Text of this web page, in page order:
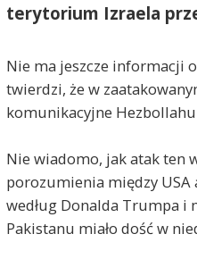
terytorium Izraela
Nie ma jeszcze informacji
twierdzi, że w
komunikacyjne
Nie wiadomo, jak atak ten
porozumienia między
według Donalda Trumpa i
Pakistanu miało dość w